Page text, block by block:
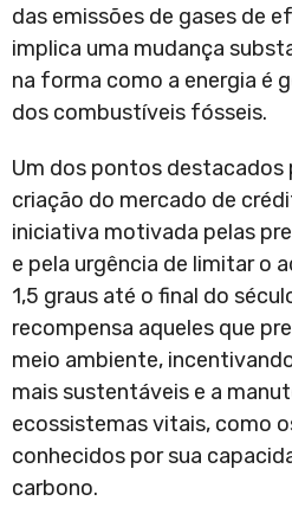
das emissões de gases de
implica uma mudança
na forma como a energia é
dos combustíveis fósseis.
Um dos pontos destacados
criação do mercado de
iniciativa motivada pelas
e pela urgência de limitar o
1,5 graus até o final do
recompensa aqueles que
meio ambiente,
mais sustentáveis e a
ecossistemas vitais, como
conhecidos por sua
carbono.